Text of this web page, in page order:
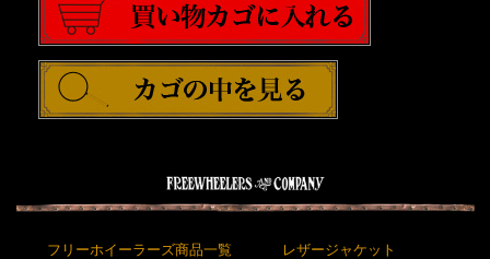
フリーホイーラーズ商品一覧 レザージャケット